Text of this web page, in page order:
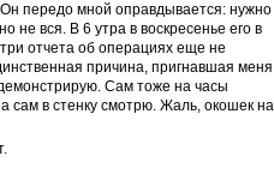
передо мной оправдывается: нужно
не вся. В 6 утра в воскресенье его в
отчета об операциях еще не
причина, пригнавшая меня
Сам тоже на часы
сам в стенку смотрю. Жаль, окошек